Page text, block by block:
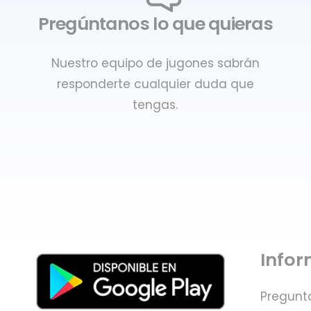
Pregúntanos lo que quieras
Nuestro equipo de jugones sabrán
responderte cualquier duda que
tengas.